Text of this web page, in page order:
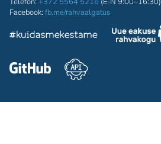
Facebook: fb.me/rahvaalgatus